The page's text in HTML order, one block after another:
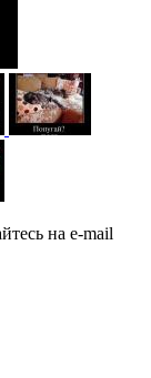
на e-mail